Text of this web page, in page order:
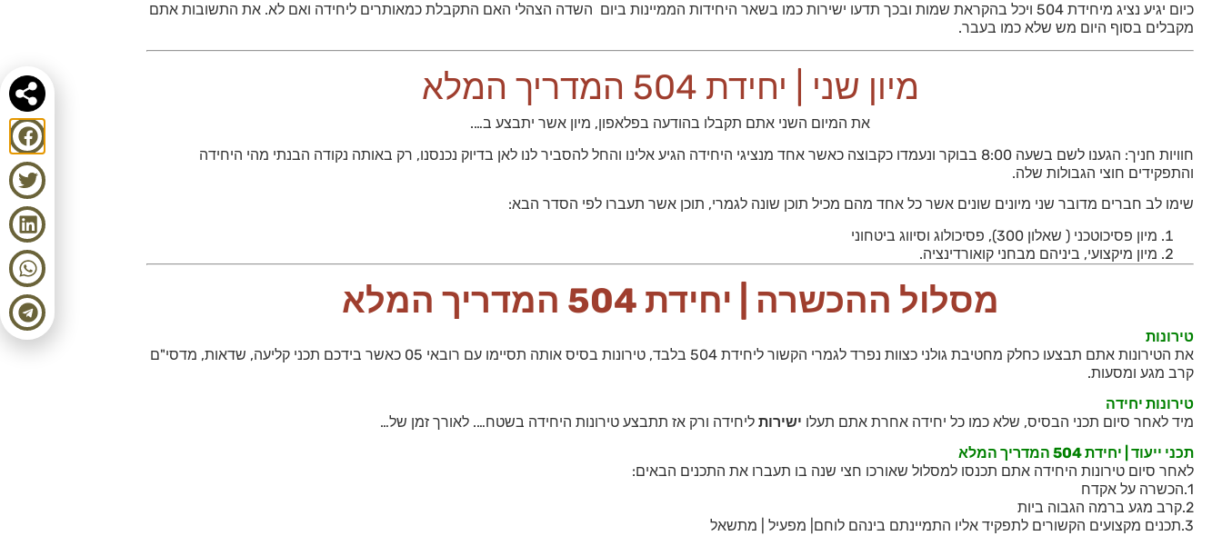
כיום יגיע נציג מיחידת 504 ויכל בהקראת שמות ובכך תדעו ישירות כמו בשאר היחידות הממיינות ביום השדה הצהלי האם התקבלת כמאותרים ליחידה ואם לא. את התשובות אתם
מקבלים בסוף היום מש שלא כמו בעבר.
מיון שני | יחידת 504 המדריך המלא
את המיום השני אתם תקבלו בהודעה בפלאפון, מיון אשר יתבצע ב….
חוויות חניך: הגענו לשם בשעה 8:00 בבוקר ונעמדו כקבוצה כאשר אחד מנציגי היחידה הגיע אלינו והחל להסביר לנו לאן בדיוק נכנסנו, רק באותה נקודה הבנתי מהי היחידה
והתפקידים חוצי הגבולות שלה.
שימו לב חברים מדובר שני מיונים שונים אשר כל אחד מהם מכיל תוכן שונה לגמרי, תוכן אשר תעברו לפי הסדר הבא:
מיון פסיכוטכני ( שאלון 300), פסיכולוג וסיווג ביטחוני
מיון מיקצועי, ביניהם מבחני קואורדינציה.
מסלול ההכשרה | יחידת 504 המדריך המלא
טירונות
את הטירונות אתם תבצעו כחלק מחטיבת גולני כצוות נפרד לגמרי הקשור ליחידת 504 בלבד, טירונות בסיס אותה תסיימו עם רובאי 05 כאשר בידכם תכני קליעה, שדאות, מדסי"ם
קרב מגע ומסעות.
טירונות יחידה
מיד לאחר סיום תכני הבסיס, שלא כמו כל יחידה אחרת אתם תעלו ישירות ליחידה ורק אז תתבצע טירונות היחידה בשטח…. לאורך זמן של…
תכני ייעוד | יחידת 504 המדריך המלא
לאחר סיום טירונות היחידה אתם תכנסו למסלול שאורכו חצי שנה בו תעברו את התכנים הבאים:
1.הכשרה על אקדח
2.קרב מגע ברמה הגבוה ביות
3.תכנים מקצועים הקשורים לתפקיד אליו התמיינתם בינהם לוחם| מפעיל | מתשאל